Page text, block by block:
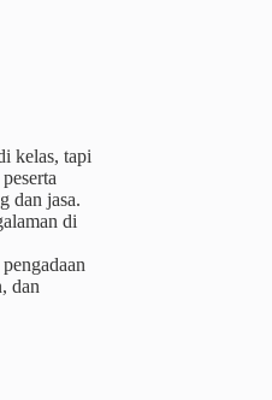
kelas, tapi
dan jasa.
di
dan